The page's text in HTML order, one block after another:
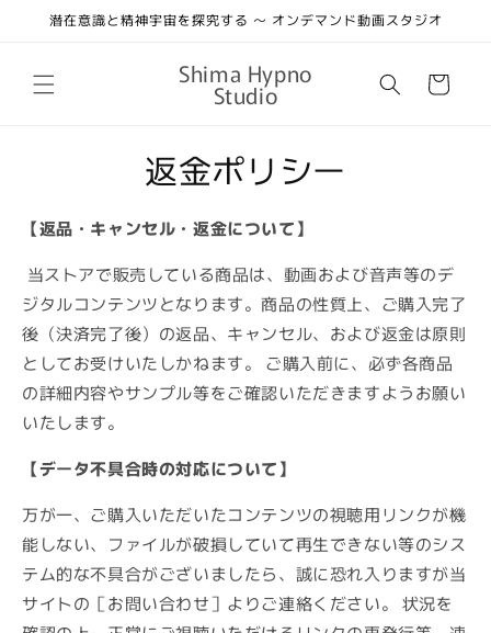
ンツに
潜在意識と精神宇宙を探究する 〜 オンデマンド動画スタジオ
Shima Hypno
Studio
ー
返金ポリシー
【返品・キャンセル・返金について】
当ストアで販売している商品は、動画および音声等のデ
ジタルコンテンツとなります。商品の性質上、ご購入完了
後（決済完了後）の返品、キャンセル、および返金は原則
としてお受けいたしかねます。 ご購入前に、必ず各商品
の詳細内容やサンプル等をご確認いただきますようお願い
いたします。
【データ不具合時の対応について】
万が一、ご購入いただいたコンテンツの視聴用リンクが機
能しない、ファイルが破損していて再生できない等のシス
テム的な不具合がございましたら、誠に恐れ入りますが当
サイトの［お問い合わせ］よりご連絡ください。 状況を